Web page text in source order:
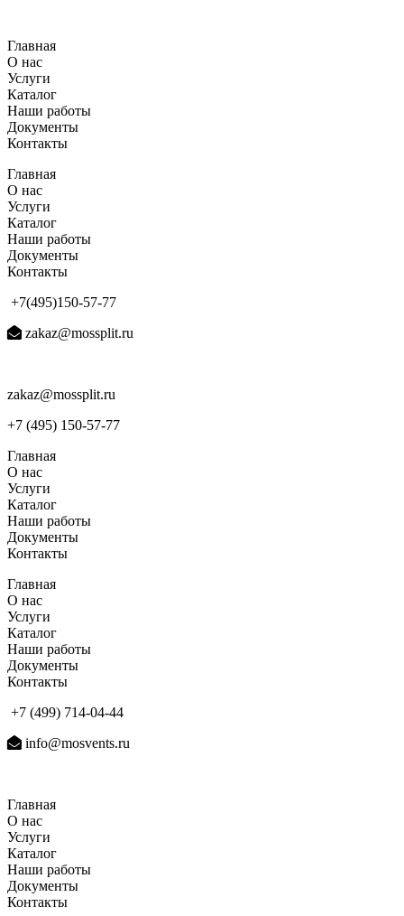
содержимому
Главная
О нас
Услуги
Каталог
Наши работы
Документы
Контакты
Главная
О нас
Услуги
Каталог
Наши работы
Документы
Контакты
+7(495)150-57-77
zakaz@mossplit.ru
zakaz@mossplit.ru
+7 (495) 150-57-77
Главная
О нас
Услуги
Каталог
Наши работы
Документы
Контакты
Главная
О нас
Услуги
Каталог
Наши работы
Документы
Контакты
+7 (499) 714-04-44
info@mosvents.ru
Главная
О нас
Услуги
Каталог
Наши работы
Документы
Контакты